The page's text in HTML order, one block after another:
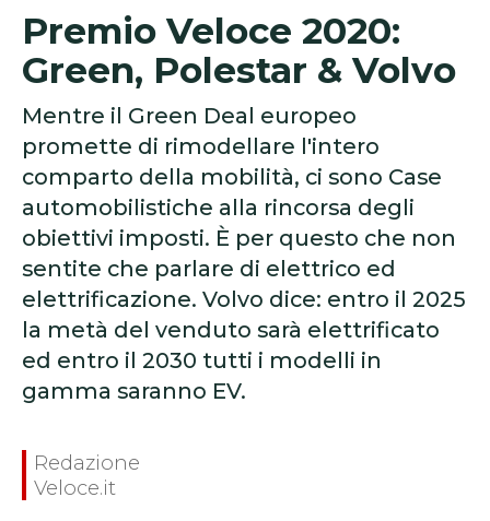
Premio Veloce 2020:
Green, Polestar & Volvo
Mentre il Green Deal europeo
promette di rimodellare l'intero
comparto della mobilità, ci sono Case
automobilistiche alla rincorsa degli
obiettivi imposti. È per questo che non
sentite che parlare di elettrico ed
elettrificazione. Volvo dice: entro il 2025
la metà del venduto sarà elettrificato
ed entro il 2030 tutti i modelli in
gamma saranno EV.
Redazione
Veloce.it